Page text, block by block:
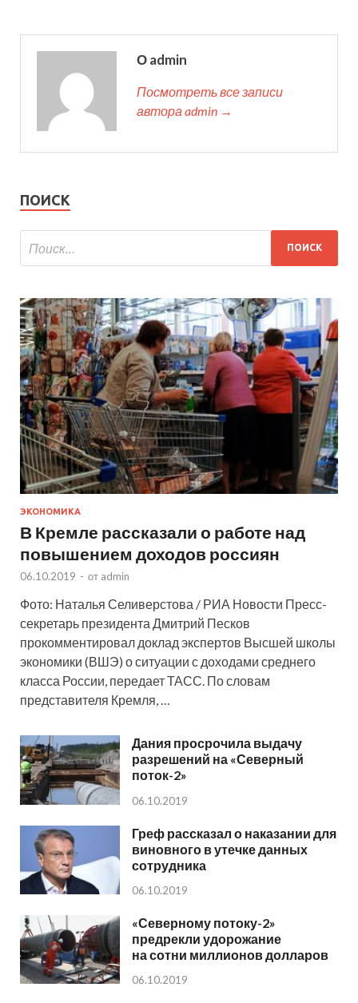
О admin
Посмотреть все записи
автора admin →
ПОИСК
ЭКОНОМИКА
В Кремле рассказали о работе над
повышением доходов россиян
06.10.2019 - от admin
Фото: Наталья Селиверстова / РИА Новости Пресс-
секретарь президента Дмитрий Песков
прокомментировал доклад экспертов Высшей школы
экономики (ВШЭ) о ситуации с доходами среднего
класса России, передает ТАСС. По словам
представителя Кремля, …
Дания просрочила выдачу
разрешений на «Северный
поток-2»
06.10.2019
Греф рассказал о наказании для
виновного в утечке данных
сотрудника
06.10.2019
«Северному потоку-2»
предрекли удорожание
на сотни миллионов долларов
06.10.2019